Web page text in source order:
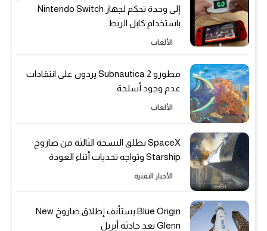
إلى وحدة تحكم لجهاز Nintendo Switch
باستخدام كابل الربط
الألعاب
مطورو Subnautica 2 يردون على انتقادات
عدم وجود أسلحة
الألعاب
SpaceX تطلق النسخة الثالثة من صاروخ
Starship وتواجه تحديات أثناء العودة
الأخبار التقنية
Blue Origin يستأنف إطلاق صاروخ New
Glenn بعد حادثة أبريل